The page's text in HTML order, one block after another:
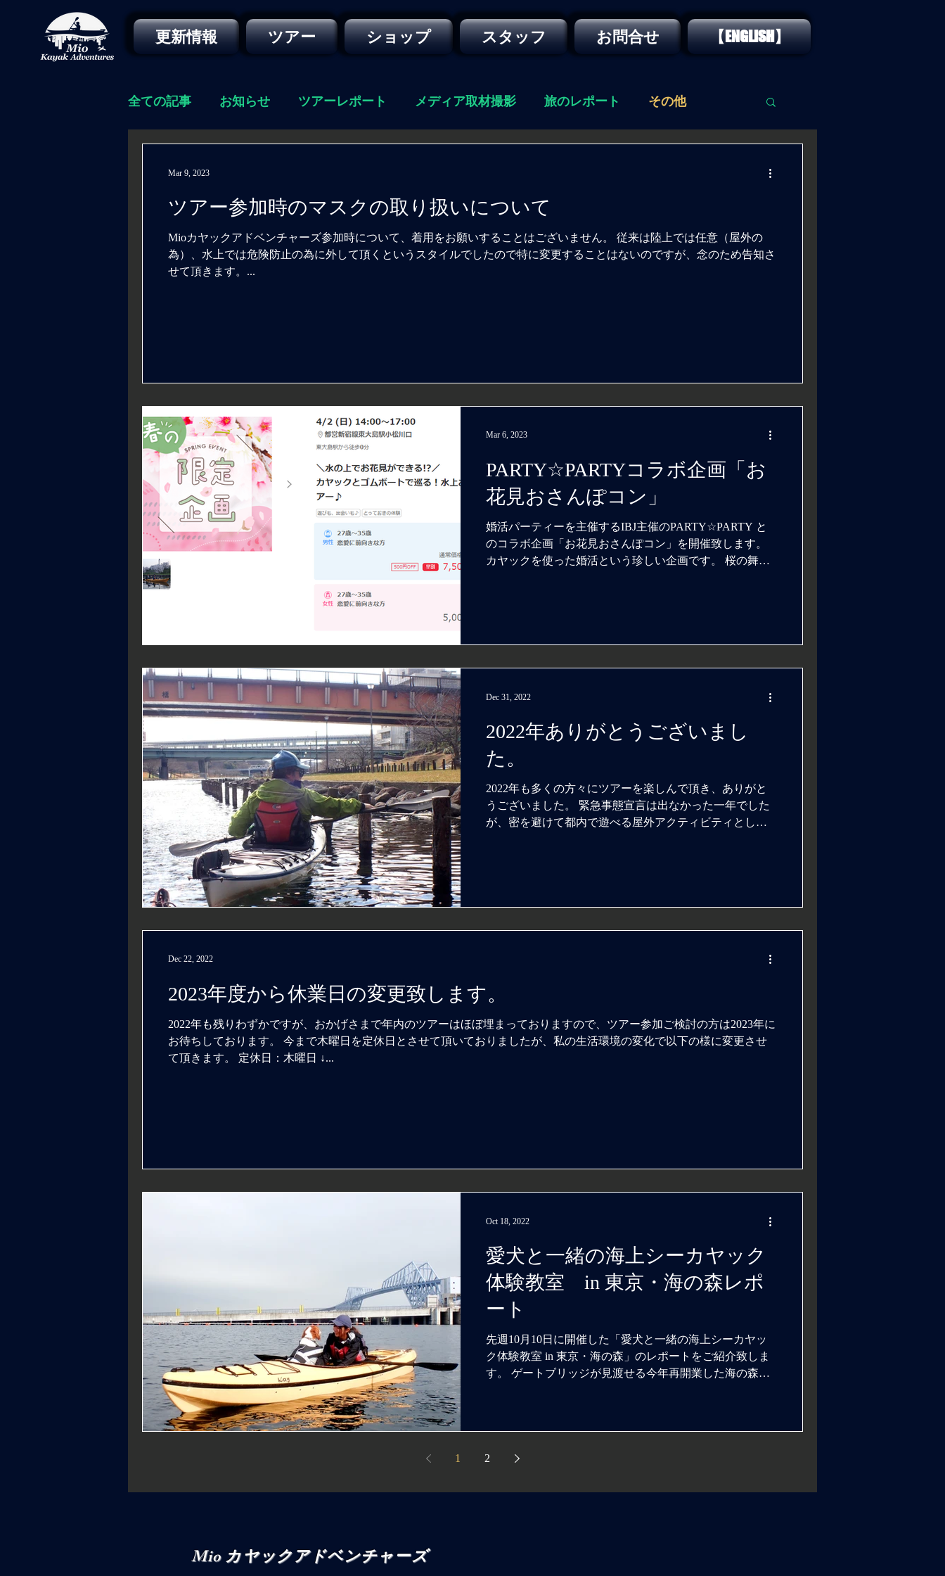
更新情報 ツアー ショップ スタッフ お問合せ 【ENGLISH】
全ての記事 お知らせ ツアーレポート メディア取材撮影 旅のレポート その他
ツアー参加時のマスクの取り扱いについて
Mioカヤックアドベンチャーズ参加時について、着用をお願いすることはございません。 従来は陸上では任意（屋外の
為）、水上では危険防止の為に外して頂くというスタイルでしたので特に変更することはないのですが、念のため告知さ
せて頂きます。...
Mar 9, 2023
PARTY☆PARTYコラボ企画「お
花見おさんぽコン」
婚活パーティーを主催するIBJ主催のPARTY☆PARTY と
のコラボ企画「お花見おさんぽコン」を開催致します。
カヤックを使った婚活という珍しい企画です。 桜の舞う
Mar 6, 2023
2022年ありがとうございまし
た。
2022年も多くの方々にツアーを楽しんで頂き、ありがと
うございました。 緊急事態宣言は出なかった一年でした
が、密を避けて都内で遊べる屋外アクティビティとして
Dec 31, 2022
2023年度から休業日の変更致します。
2022年も残りわずかですが、おかげさまで年内のツアーはほぼ埋まっておりますので、ツアー参加ご検討の方は2023年に
お待ちしております。 今まで木曜日を定休日とさせて頂いておりましたが、私の生活環境の変化で以下の様に変更させ
て頂きます。 定休日：木曜日 ↓...
Dec 22, 2022
愛犬と一緒の海上シーカヤック
体験教室 in 東京・海の森レポ
ート
先週10月10日に開催した「愛犬と一緒の海上シーカヤッ
ク体験教室 in 東京・海の森」のレポートをご紹介致しま
す。 ゲートブリッジが見渡せる今年再開業した海の森水
Oct 18, 2022
1 2
Mio カヤックアドベンチャーズ